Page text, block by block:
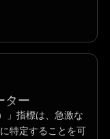
ター
」指標は、急激な
特定することを可